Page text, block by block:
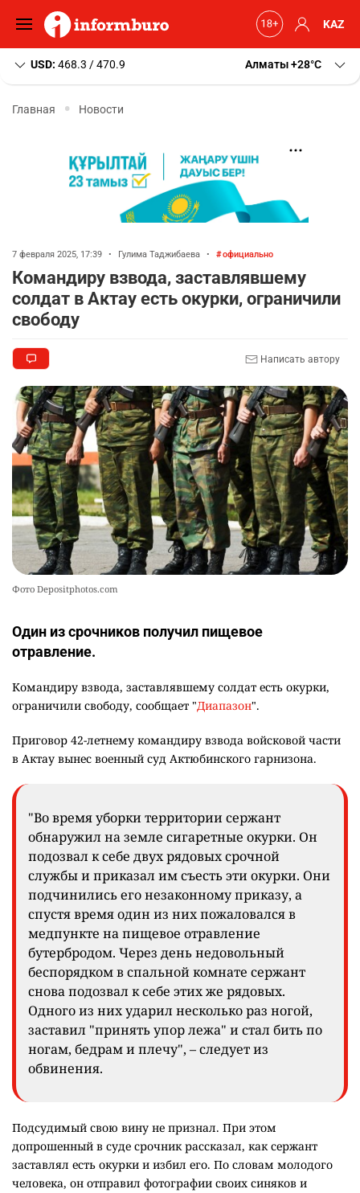
KAZ
USD: 468.3 / 470.9 Алматы+28 C
Главная Новости
7 февраля 2025, 17:39 • Гулима Таджибаева • официально
Командиру взвода, заставлявшему
солдат в Актау есть окурки, ограничили
свободу
Написать автору
Фото Depositphotos.com
Один из срочников получил пищевое
отравление.
Командиру взвода, заставлявшему солдат есть окурки,
ограничили свободу, сообщает "Диапазон".
Приговор 42-летнему командиру взвода войсковой части
в Актау вынес военный суд Актюбинского гарнизона.
"Во время уборки территории сержант
обнаружил на земле сигаретные окурки. Он
подозвал к себе двух рядовых срочной
службы и приказал им съесть эти окурки. Они
подчинились его незаконному приказу, а
спустя время один из них пожаловался в
медпункте на пищевое отравление
бутербродом. Через день недовольный
беспорядком в спальной комнате сержант
снова подозвал к себе этих же рядовых.
Одного из них ударил несколько раз ногой,
заставил "принять упор лежа" и стал бить по
ногам, бедрам и плечу", – следует из
обвинения.
Подсудимый свою вину не признал. При этом
допрошенный в суде срочник рассказал, как сержант
заставлял есть окурки и избил его. По словам молодого
человека, он отправил фотографии своих синяков и